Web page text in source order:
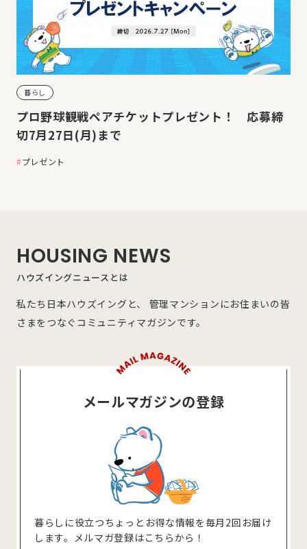
暮らし
プロ野球観戦ペアチケットプレゼント！ 応募締
切7月27日(月)まで
プレゼント
HOUSING NEWS
ハウズイングニュースとは
私たち日本ハウズイングと、 管理マンションにお住まいの皆
さまをつなぐコミュニティマガジンです。
メールマガジンの登録
暮らしに役⽴つちょっとお得な情報を毎⽉2回お届け
します。メルマガ登録はこちらから！